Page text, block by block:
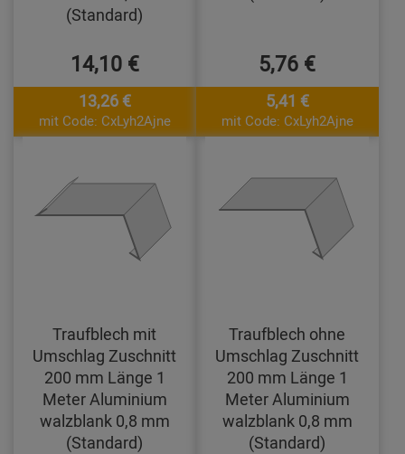
(Standard)
14,10 €
13,26 €
mit Code: CxLyh2Ajne
5,76 €
5,41 €
mit Code: CxLyh2Ajne
Traufblech mit
Umschlag Zuschnitt
200 mm Länge 1
Meter Aluminium
walzblank 0,8 mm
(Standard)
Traufblech ohne
Umschlag Zuschnitt
200 mm Länge 1
Meter Aluminium
walzblank 0,8 mm
(Standard)